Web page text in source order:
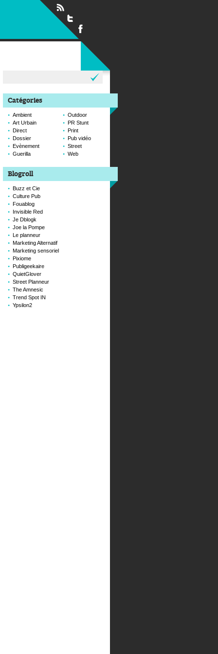
Catégories
Ambient
Art Urbain
Direct
Dossier
Evènement
Guerilla
Outdoor
PR Stunt
Print
Pub vidéo
Street
Web
Blogroll
Buzz et Cie
Culture Pub
Fouablog
Invisible Red
Je Dblogk
Joe la Pompe
Le planneur
Marketing Alternatif
Marketing sensoriel
Pixiome
Publigeekaire
QuietGlover
Street Planneur
The Amnesic
Trend Spot IN
Ypsilon2